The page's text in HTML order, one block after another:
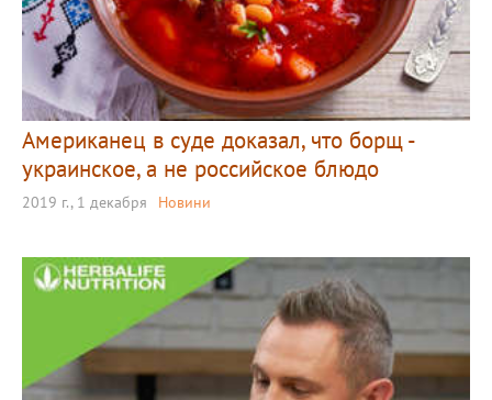
Американец в суде доказал, что борщ -
украинское, а не российское блюдо
2019 г., 1 декабря Новини